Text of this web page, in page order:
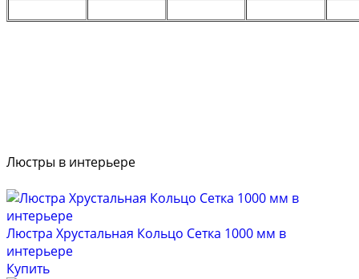
Люстры в интерьере
Люстра Хрустальная Кольцо Сетка 1000 мм в
интерьере
Купить